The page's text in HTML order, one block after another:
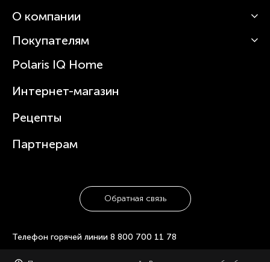
Кофемашины
Вертикальные пылесосы
Зубные щетки и ирригаторы
Увлажнители
Посуда
О компании
О Polaris
Статьи
Покупателям
Сервисные центры
Где купить
Polaris IQ Home
Интернет-магазин
Рецепты
Партнерам
Обратная связь
Телефон горячей линии 8 800 700 11 78